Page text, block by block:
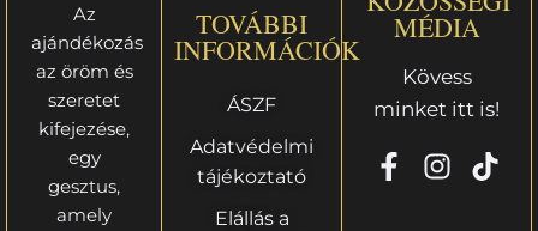
Az
ajándékozás
az öröm és
szeretet
kifejezése,
egy
gesztus,
amely
TOVÁBBI
INFORMÁCIÓK
ÁSZF
Adatvédelmi
tájékoztató
Elállás a
MÉDIA
Kövess
minket itt is!